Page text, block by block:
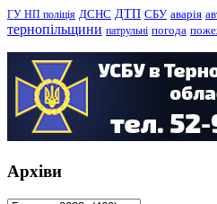
ГУ НП поліція ДСНС ДТП СБУ аварія
тернопільщини патрульні погода
Архіви